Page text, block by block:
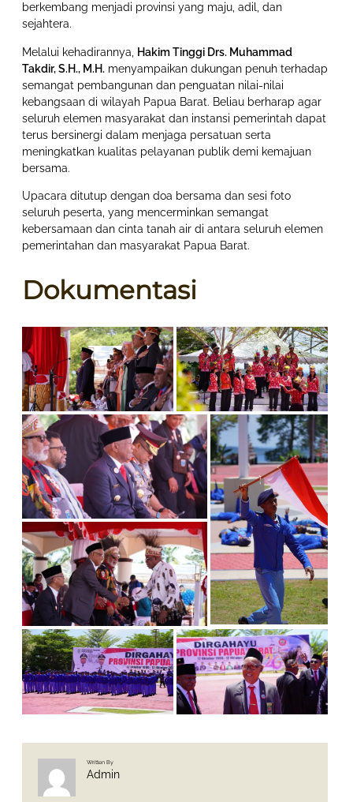
berkembang menjadi provinsi yang maju, adil, dan
sejahtera.
Melalui kehadirannya, Hakim Tinggi Drs. Muhammad
Takdir, S.H., M.H. menyampaikan dukungan penuh terhadap
semangat pembangunan dan penguatan nilai-nilai
kebangsaan di wilayah Papua Barat. Beliau berharap agar
seluruh elemen masyarakat dan instansi pemerintah dapat
terus bersinergi dalam menjaga persatuan serta
meningkatkan kualitas pelayanan publik demi kemajuan
bersama.
Upacara ditutup dengan doa bersama dan sesi foto
seluruh peserta, yang mencerminkan semangat
kebersamaan dan cinta tanah air di antara seluruh elemen
pemerintahan dan masyarakat Papua Barat.
Dokumentasi
Written By
Admin